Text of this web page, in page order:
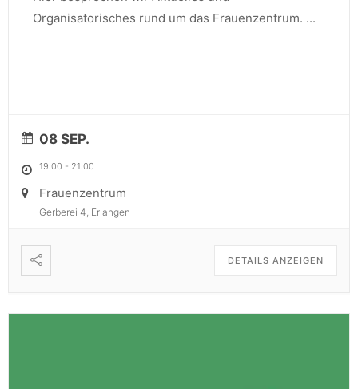
Organisatorisches rund um das Frauenzentrum. ...
08 SEP.
19:00 - 21:00
Frauenzentrum
Gerberei 4, Erlangen
DETAILS ANZEIGEN